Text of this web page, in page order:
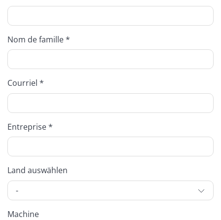
Nom de famille *
Courriel *
Entreprise *
Land auswählen
Machine